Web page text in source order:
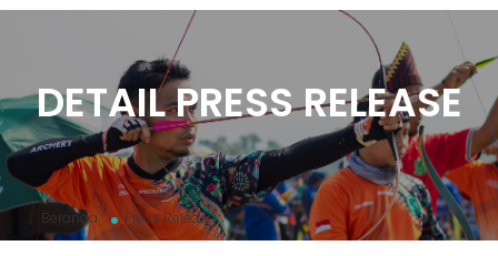
DETAIL PRESS RELEASE
Beranda Press Release